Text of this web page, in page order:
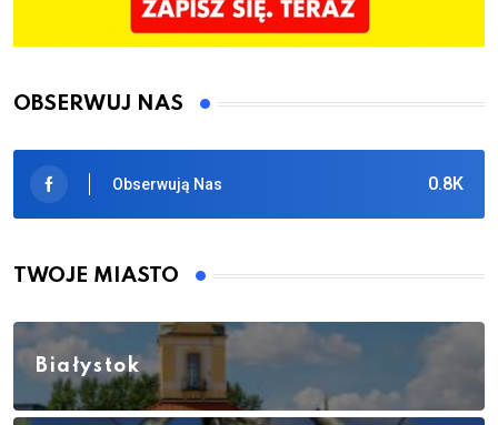
OBSERWUJ NAS
0.8K
Obserwują Nas
TWOJE MIASTO
Białystok